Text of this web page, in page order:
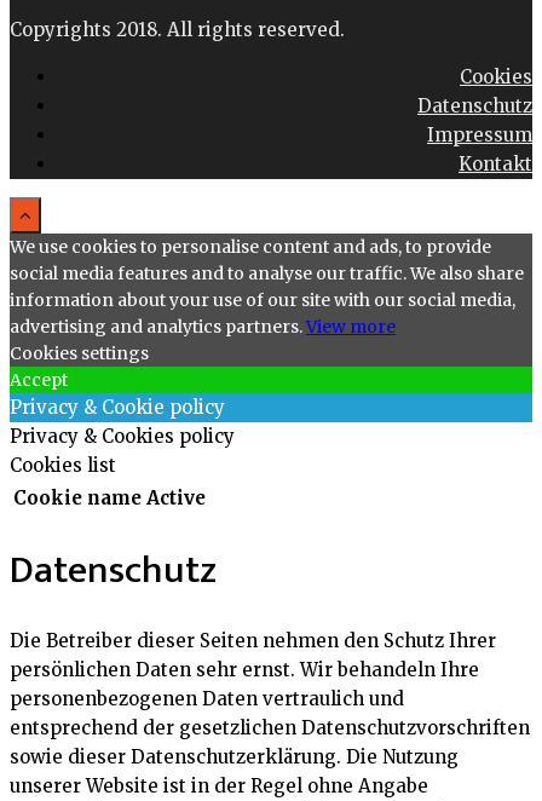
Copyrights 2018. All rights reserved.
Cookies
Datenschutz
Impressum
Kontakt
We use cookies to personalise content and ads, to provide
social media features and to analyse our traffic. We also share
information about your use of our site with our social media,
advertising and analytics partners.View more
Cookies settings
Accept
Privacy & Cookie policy
Privacy & Cookies policy
Cookies list
Cookie name Active
Datenschutz
Die Betreiber dieser Seiten nehmen den Schutz Ihrer
persönlichen Daten sehr ernst. Wir behandeln Ihre
personenbezogenen Daten vertraulich und
entsprechend der gesetzlichen Datenschutzvorschriften
sowie dieser Datenschutzerklärung. Die Nutzung
unserer Website ist in der Regel ohne Angabe